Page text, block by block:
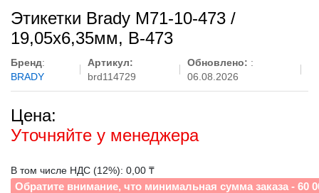
Этикетки Brady M71-10-473 /
19,05x6,35мм, B-473
Бренд:
BRADY
Артикул:
brd114729
Обновлено: :
06.08.2026
Цена:
Уточняйте у менеджера
В том числе НДС (12%): 0,00 ₸
Обратите внимание, что минимальная сумма заказа - 60